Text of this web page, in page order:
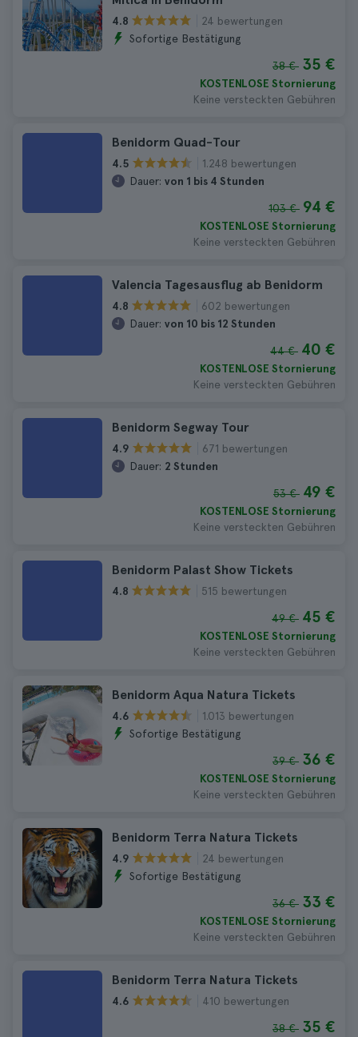
4.8
24 bewertungen
Sofortige Bestätigung
38 € 35 €
KOSTENLOSE Stornierung
Keine versteckten Gebühren
Benidorm Quad-Tour
4.5
1.248 bewertungen
Dauer: von 1 bis 4 Stunden
103 € 94 €
KOSTENLOSE Stornierung
Keine versteckten Gebühren
Valencia Tagesausflug ab Benidorm
4.8
602 bewertungen
Dauer: von 10 bis 12 Stunden
44 € 40 €
KOSTENLOSE Stornierung
Keine versteckten Gebühren
Benidorm Segway Tour
4.9
671 bewertungen
Dauer: 2 Stunden
53 € 49 €
KOSTENLOSE Stornierung
Keine versteckten Gebühren
Benidorm Palast Show Tickets
4.8 515 bewertungen
49 € 45 €
KOSTENLOSE Stornierung
Keine versteckten Gebühren
Benidorm Aqua Natura Tickets
4.6
1.013 bewertungen
Sofortige Bestätigung
39 € 36 €
KOSTENLOSE Stornierung
Keine versteckten Gebühren
Benidorm Terra Natura Tickets
4.9
24 bewertungen
Sofortige Bestätigung
36 € 33 €
KOSTENLOSE Stornierung
Keine versteckten Gebühren
Benidorm Terra Natura Tickets
4.6 410 bewertungen
38 € 35 €